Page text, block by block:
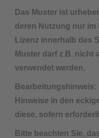
Das Muster ist
deren Nutzung nur im
Lizenz innerhalb des
Muster darf z.B. nicht
verwendet werden.
Bearbeitungshinweis:
Hinweise in den
diese, sofern
Bitte beachten Sie,